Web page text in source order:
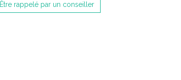
Être rappelé par un conseiller